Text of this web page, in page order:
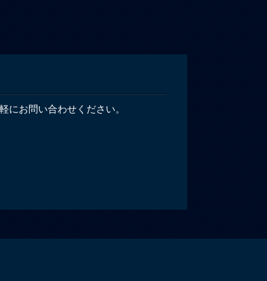
にお問い合わせください。